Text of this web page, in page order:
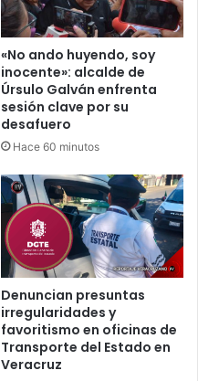
«No ando huyendo, soy
inocente»: alcalde de
Úrsulo Galván enfrenta
sesión clave por su
desafuero
Hace 60 minutos
Denuncian presuntas
irregularidades y
favoritismo en oficinas de
Transporte del Estado en
Veracruz